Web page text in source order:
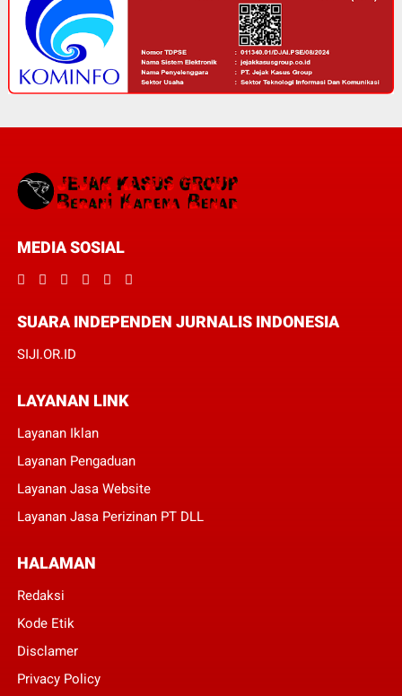
MEDIA SOSIAL
SUARA INDEPENDEN JURNALIS INDONESIA
SIJI.OR.ID
LAYANAN LINK
Layanan Iklan
Layanan Pengaduan
Layanan Jasa Website
Layanan Jasa Perizinan PT DLL
HALAMAN
Redaksi
Kode Etik
Disclamer
Privacy Policy